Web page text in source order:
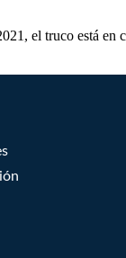
el truco está en